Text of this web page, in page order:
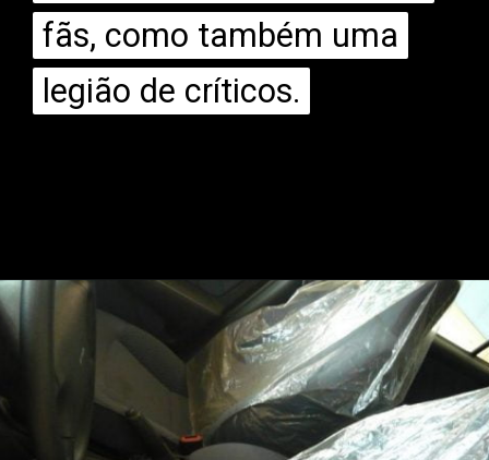
fãs, como também uma
legião de críticos.
fãs, como também uma
legião de críticos.
Opening